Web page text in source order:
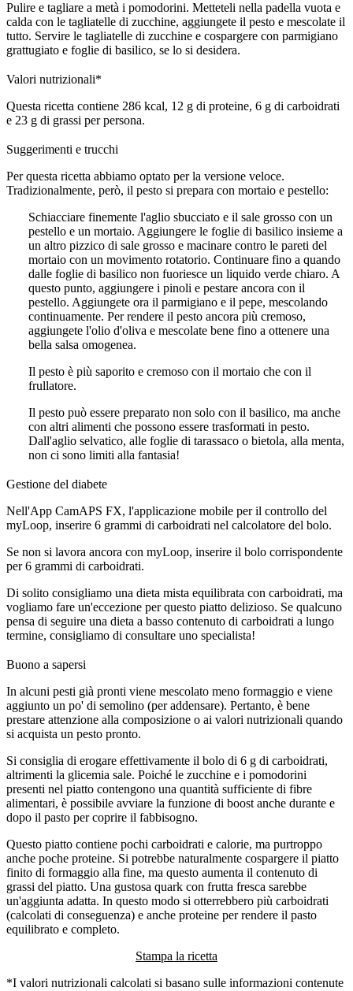
Pulire e tagliare a metà i pomodorini. Metteteli nella padella vuota e
calda con le tagliatelle di zucchine, aggiungete il pesto e mescolate il
tutto. Servire le tagliatelle di zucchine e cospargere con parmigiano
grattugiato e foglie di basilico, se lo si desidera.
Valori nutrizionali*
Questa ricetta contiene 286 kcal, 12 g di proteine, 6 g di carboidrati
e 23 g di grassi per persona.
Suggerimenti e trucchi
Per questa ricetta abbiamo optato per la versione veloce.
Tradizionalmente, però, il pesto si prepara con mortaio e pestello:
Schiacciare finemente l'aglio sbucciato e il sale grosso con un
pestello e un mortaio. Aggiungere le foglie di basilico insieme a
un altro pizzico di sale grosso e macinare contro le pareti del
mortaio con un movimento rotatorio. Continuare fino a quando
dalle foglie di basilico non fuoriesce un liquido verde chiaro. A
questo punto, aggiungere i pinoli e pestare ancora con il
pestello. Aggiungete ora il parmigiano e il pepe, mescolando
continuamente. Per rendere il pesto ancora più cremoso,
aggiungete l'olio d'oliva e mescolate bene fino a ottenere una
bella salsa omogenea.
Il pesto è più saporito e cremoso con il mortaio che con il
frullatore.
Il pesto può essere preparato non solo con il basilico, ma anche
con altri alimenti che possono essere trasformati in pesto.
Dall'aglio selvatico, alle foglie di tarassaco o bietola, alla menta,
non ci sono limiti alla fantasia!
Gestione del diabete
Nell'App CamAPS FX, l'applicazione mobile per il controllo del
myLoop, inserire 6 grammi di carboidrati nel calcolatore del bolo.
Se non si lavora ancora con myLoop, inserire il bolo corrispondente
per 6 grammi di carboidrati.
Di solito consigliamo una dieta mista equilibrata con carboidrati, ma
vogliamo fare un'eccezione per questo piatto delizioso. Se qualcuno
pensa di seguire una dieta a basso contenuto di carboidrati a lungo
termine, consigliamo di consultare uno specialista!
Buono a sapersi
In alcuni pesti già pronti viene mescolato meno formaggio e viene
aggiunto un po' di semolino (per addensare). Pertanto, è bene
prestare attenzione alla composizione o ai valori nutrizionali quando
si acquista un pesto pronto.
Si consiglia di erogare effettivamente il bolo di 6 g di carboidrati,
altrimenti la glicemia sale. Poiché le zucchine e i pomodorini
presenti nel piatto contengono una quantità sufficiente di fibre
alimentari, è possibile avviare la funzione di boost anche durante e
dopo il pasto per coprire il fabbisogno.
Questo piatto contiene pochi carboidrati e calorie, ma purtroppo
anche poche proteine. Si potrebbe naturalmente cospargere il piatto
finito di formaggio alla fine, ma questo aumenta il contenuto di
grassi del piatto. Una gustosa quark con frutta fresca sarebbe
un'aggiunta adatta. In questo modo si otterrebbero più carboidrati
(calcolati di conseguenza) e anche proteine per rendere il pasto
equilibrato e completo.
Stampa la ricetta
*I valori nutrizionali calcolati si basano sulle informazioni contenute